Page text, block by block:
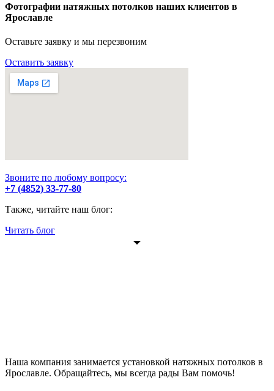
Фотографии натяжных потолков наших клиентов в
Ярославле
Оставьте заявку и мы перезвоним
Оставить заявку
Звоните по любому вопросу:
+7 (4852) 33-77-80
Также, читайте наш блог:
Читать блог
Наша компания занимается установкой натяжных потолков в
Ярославле. Обращайтесь, мы всегда рады Вам помочь!